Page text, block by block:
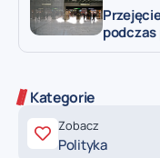
Kategorie
Zobacz
Polityka